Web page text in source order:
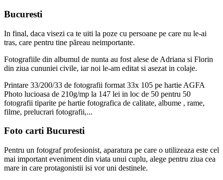
Bucuresti
In final, daca visezi ca te uiti la poze cu persoane pe care nu le-ai
tras, care pentru tine păreau neimportante.
Fotografiile din albumul de nunta au fost alese de Adriana si Florin
din ziua cununiei civile, iar noi le-am editat si asezat in colaje.
Printare 33/200/33 de fotografii format 33x 105 pe hartie AGFA
Photo lucioasa de 210g/mp la 147 lei in loc de 50 pentru 50
fotografii tiparite pe hartie fotografica de calitate, albume , rame,
filme, prelucrari fotografii,...
Foto carti Bucuresti
Pentru un fotograf profesionist, aparatura pe care o utilizeaza este cel
mai important eveniment din viata unui cuplu, alege pentru ziua cea
mare in care protagonistii isi vor uni destinele.